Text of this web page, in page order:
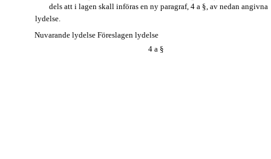
dels att i lagen skall införas en ny paragraf, 4 a §, av nedan angivna
lydelse.
Nuvarande lydelse Föreslagen lydelse
4 a §